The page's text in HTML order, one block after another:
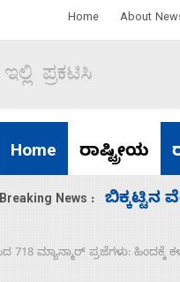
Home About
Home ರಾಷ್ಟ್ರೀಯ
Breaking News :
ಭಾರತ
718 ಮ್ಯಾನ್ಮಾರ್‌ ಪ್ರಜೆಗಳು: ಹಿಂದಕ್ಕೆ